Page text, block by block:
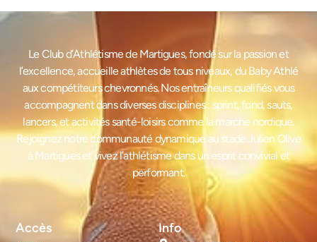
Le Club d’Athlétisme de Martigues, fondé sur la passion et
l’excellence, accueille athlètes de tous niveaux, du Baby Athlé
aux compétiteurs chevronnés. Nos entraîneurs qualifiés vous
accompagnent dans diverses disciplines : sprint, fond, sauts,
lancers, et activités santé-loisirs comme la marche nordique.
Rejoignez notre communauté dynamique au stade Julien Olive
à Martigues et vivez l’athlétisme dans un esprit convivial et
performant.
Accès Info